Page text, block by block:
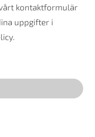
kontaktformulär
uppgifter i